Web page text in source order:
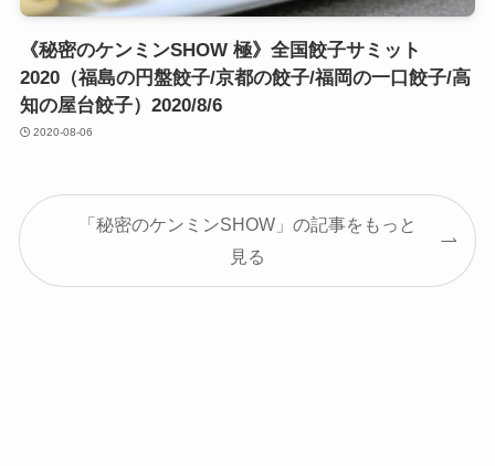
《秘密のケンミンSHOW 極》全国餃子サミット
2020（福島の円盤餃子/京都の餃子/福岡の一口餃子/高
知の屋台餃子）2020/8/6
2020-08-06
「秘密のケンミンSHOW」の記事をもっと
見る